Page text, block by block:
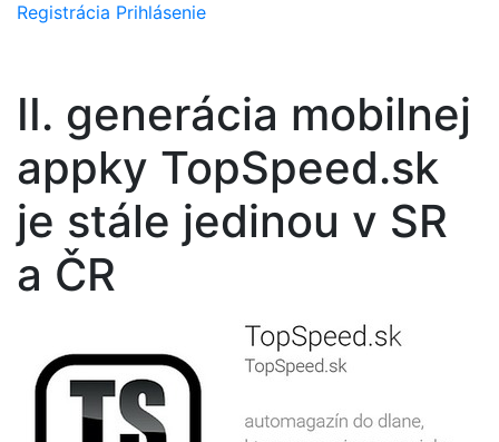
Registrácia Prihlásenie
II. generácia mobilnej
appky TopSpeed.sk
je stále jedinou v SR
a ČR